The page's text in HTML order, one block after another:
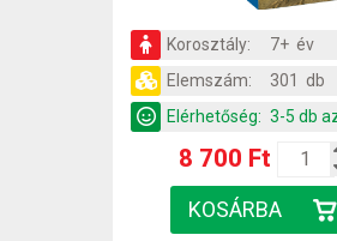
Korosztály:
7+ év
Elemszám:
301 db
Elérhetőség: 3-5 db
8 700 Ft